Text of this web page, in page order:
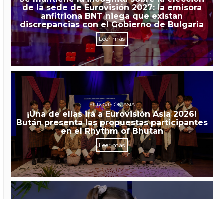
de la sede de Eurovisión 2027: la emisora
anfitriona BNT niega que existan
discrepancias con el Gobierno de Bulgaria
Leer más
EUROVISIÓN ASIA
¡Una de ellas irá a Eurovisión Asia 2026!
Bután presenta las propuestas participantes
en el Rhythm of Bhutan
Leer más